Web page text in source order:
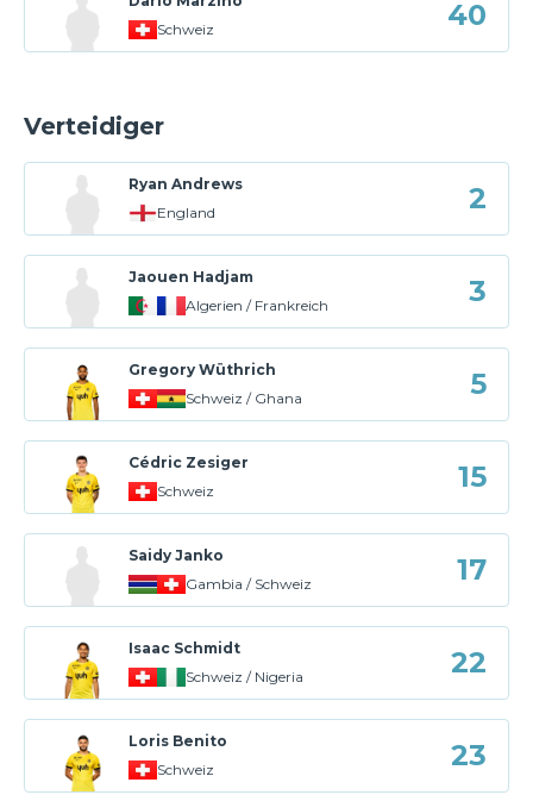
Schweiz
40
Verteidiger
Ryan Andrews
England
2
Jaouen Hadjam
Algerien / Frankreich
3
Gregory Wüthrich
Schweiz / Ghana
5
Cédric Zesiger
Schweiz
15
Saidy Janko
Gambia / Schweiz
17
Isaac Schmidt
Schweiz / Nigeria
22
Loris Benito
Schweiz
23